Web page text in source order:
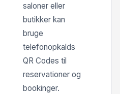
saloner eller
butikker kan
bruge
telefonopkalds
QR Codes til
reservationer og
bookinger.